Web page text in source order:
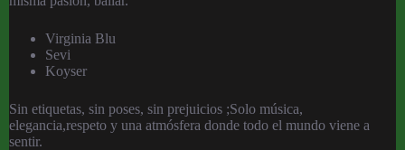
Virginia Blu
Sevi
Koyser
Sin etiquetas, sin poses, sin prejuicios ;Solo música,
elegancia,respeto y una atmósfera donde todo el mundo viene a
sentir.